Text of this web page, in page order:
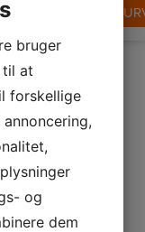
LÆG I
bruger
til at
forskellige
og
dem